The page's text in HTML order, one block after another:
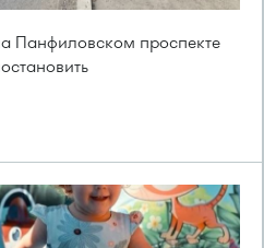
Панфиловском проспекте